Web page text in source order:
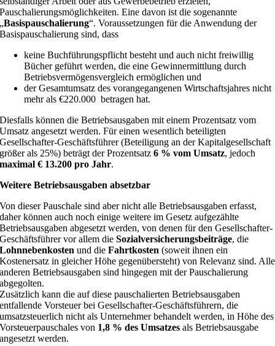
Pauschalierungsmöglichkeiten. Eine davon ist die sogenannte
„Basispauschalierung“. Voraussetzungen für die Anwendung der
Basispauschalierung sind, dass
keine Buchführungspflicht besteht und auch nicht freiwillig
Bücher geführt werden, die eine Gewinnermittlung durch
Betriebsvermögensvergleich ermöglichen und
der Gesamtumsatz des vorangegangenen Wirtschaftsjahres nicht
mehr als €220.000 betragen hat.
Diesfalls können die Betriebsausgaben mit einem Prozentsatz vom
Umsatz angesetzt werden. Für einen wesentlich beteiligten
Gesellschafter-Geschäftsführer (Beteiligung an der Kapitalgesellschaft
größer als 25%) beträgt der Prozentsatz6 % vom Umsatz, jedoch
maximal € 13.200 pro Jahr.
Weitere Betriebsausgaben absetzbar
Von dieser Pauschale sind aber nicht alle Betriebsausgaben erfasst,
daher können auch noch einige weitere im Gesetz aufgezählte
Betriebsausgaben abgesetzt werden, von denen für den Gesellschafter-
Geschäftsführer vor allem dieSozialversicherungsbeiträge, die
Lohnnebenkostenund dieFahrtkosten (soweit ihnen ein
Kostenersatz in gleicher Höhe gegenübersteht) von Relevanz sind. Alle
anderen Betriebsausgaben sind hingegen mit der Pauschalierung
abgegolten.
Zusätzlich kann die auf diese pauschalierten Betriebsausgaben
entfallende Vorsteuer bei Gesellschafter-Geschäftsführern, die
umsatzsteuerlich nicht als Unternehmer behandelt werden, in Höhe des
Vorsteuerpauschales von 1,8 % des Umsatzesals Betriebsausgabe
angesetzt werden.